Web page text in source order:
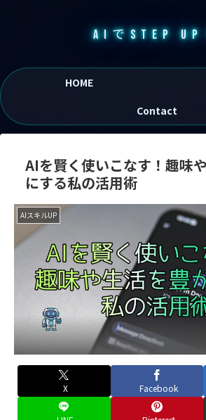
AIでSTEP UP
HOME
Contact
AIを賢く使いこなす！趣味
にする私の活用術
AIスキルUP
X Facebook